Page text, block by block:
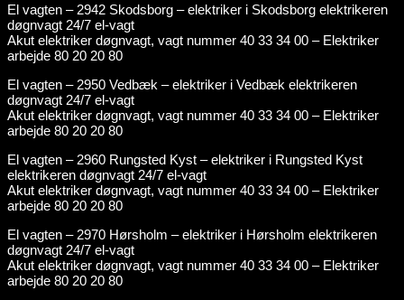
El vagten – 2942 Skodsborg – elektriker i Skodsborg elektrikeren
døgnvagt 24/7 el-vagt
Akut elektriker døgnvagt, vagt nummer 40 33 34 00 – Elektriker
arbejde 80 20 20 80
El vagten – 2950 Vedbæk – elektriker i Vedbæk elektrikeren
døgnvagt 24/7 el-vagt
Akut elektriker døgnvagt, vagt nummer 40 33 34 00 – Elektriker
arbejde 80 20 20 80
El vagten – 2960 Rungsted Kyst – elektriker i Rungsted Kyst
elektrikeren døgnvagt 24/7 el-vagt
Akut elektriker døgnvagt, vagt nummer 40 33 34 00 – Elektriker
arbejde 80 20 20 80
El vagten – 2970 Hørsholm – elektriker i Hørsholm elektrikeren
døgnvagt 24/7 el-vagt
Akut elektriker døgnvagt, vagt nummer 40 33 34 00 – Elektriker
arbejde 80 20 20 80